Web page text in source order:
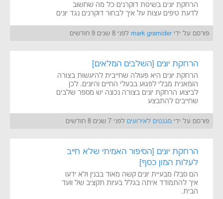
הרחקת יונים בשיטת דוקרנים כל מה שחשוב
לדעת טיפים עצות על איך לבחור דוקרנים נגד יונים
פורסם על ידי mark gramider לפני 8 שנים 9 חודשים
הרחקת יונים [השלבים המלאים]
הרחקת יונים היא פעולה שחייבית להיעשות בצורה
הומאנית מבלי לפגוע בבעלי החיים והיונים. לכן
לביצוע הרחקת יונים בצורה נכונה יש מספר שלבים
שחייבים להתבצע
פורסם על ידי מגנטים לאירועים לפני 7 שנים 8 חודשים
הרחקת יונים [הסיפור האמיתי שלא חייב
לעלות המון כסף]
הם סבלו מבעיית יונים קשה מאוד בבנין ולא ידעו
איך להתמודד איתה בגלל בעיות תקציב של וועד
הבית.